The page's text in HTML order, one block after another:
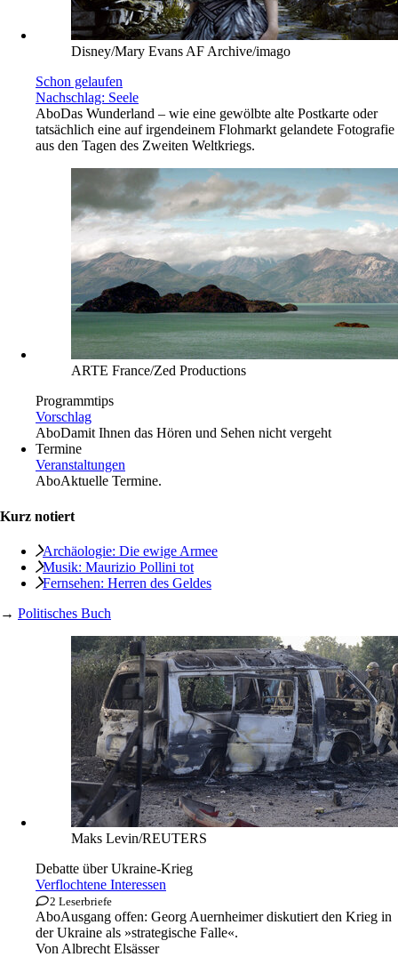
Disney/Mary Evans AF Archive/imago
Schon gelaufen
Nachschlag: Seele
AboDas Wunderland – wie eine gewölbte alte Postkarte oder
tatsächlich eine auf irgendeinem Flohmarkt gelandete Fotografie
aus den Tagen des Zweiten Weltkriegs.
ARTE France/Zed Productions
Programmtips
Vorschlag
AboDamit Ihnen das Hören und Sehen nicht vergeht
Termine
Veranstaltungen
AboAktuelle Termine.
Kurz notiert
Archäologie: Die ewige Armee
Musik: Maurizio Pollini tot
Fernsehen: Herren des Geldes
→ Politisches Buch
Maks Levin/REUTERS
Debatte über Ukraine-Krieg
Verflochtene Interessen
2 Leserbriefe
AboAusgang offen: Georg Auernheimer diskutiert den Krieg in
der Ukraine als »strategische Falle«.
Von Albrecht Elsässer